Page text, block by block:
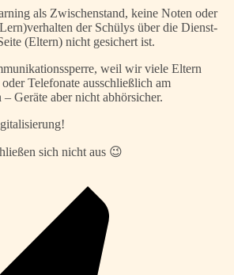
als Zwischenstand, keine Noten oder
der Schülys über die Dienst-
(Eltern) nicht gesichert ist.
weil wir viele Eltern
Telefonate ausschließlich am
Geräte aber nicht abhörsicher.
sich nicht aus 😉